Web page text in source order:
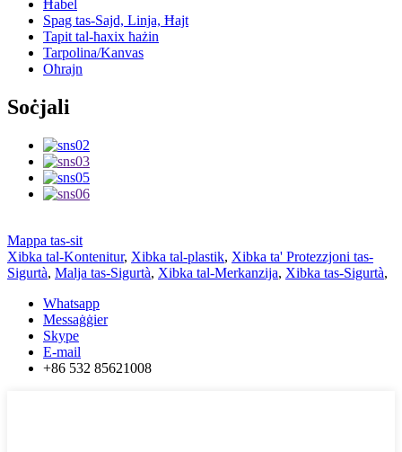
Ħabel
Spag tas-Sajd, Linja, Ħajt
Tapit tal-ħaxix ħażin
Tarpolina/Kanvas
Oħrajn
Soċjali
Mappa tas-sit
Xibka tal-Kontenitur, Xibka tal-plastik, Xibka ta' Protezzjoni tas-
Sigurtà, Malja tas-Sigurtà, Xibka tal-Merkanzija, Xibka tas-Sigurtà,
Whatsapp
Messaġġier
Skype
E-mail
+86 532 85621008